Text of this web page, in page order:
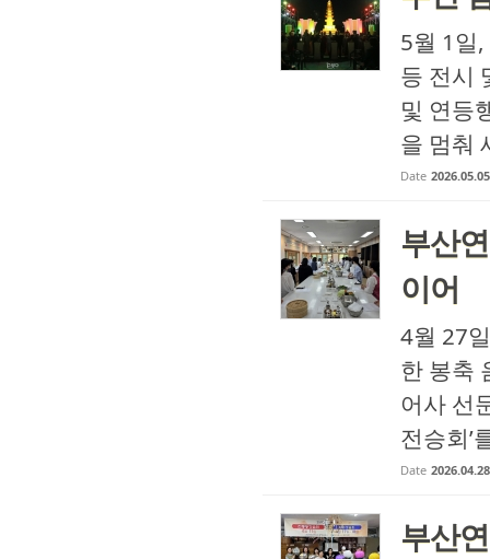
5월 1일
등 전시
및 연등
을 멈춰
Date 2026.05.05
부산
이어
4월 27
한 봉축
어사 선
전승회’
Date 2026.04.28
부산